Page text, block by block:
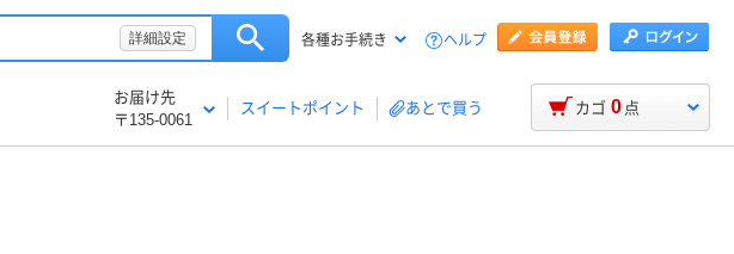
詳細設定 各種お手続き ヘルプ
お届け先
〒135-0061
スイートポイント あとで買う カゴ 0 点